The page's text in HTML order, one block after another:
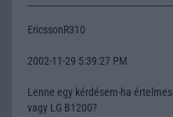
EricssonR310
2002-11-29 5:39:27 PM
Lenne egy kérdésem-ha
vagy LG B1200?